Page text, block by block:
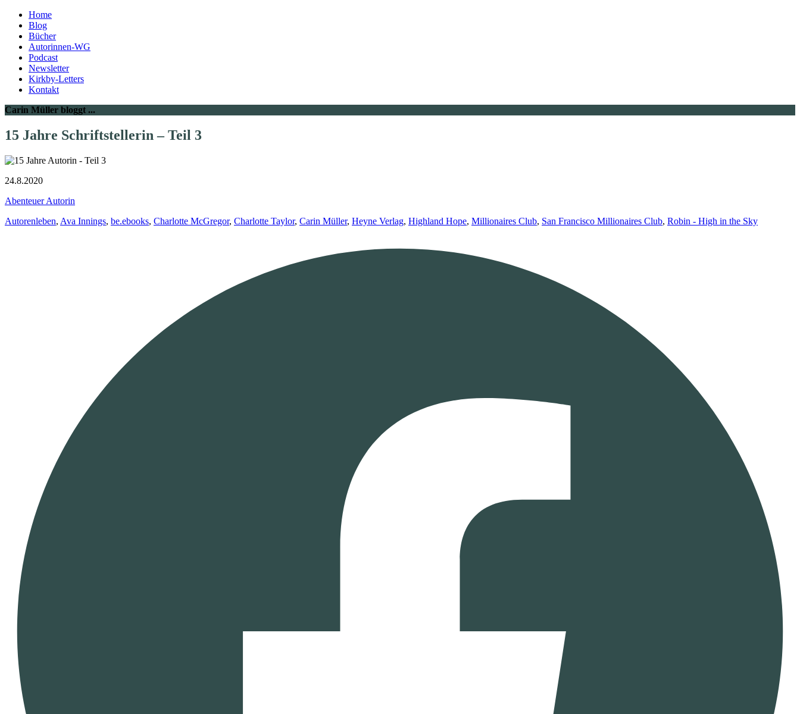
Home
Blog
Bücher
Autorinnen-WG
Podcast
Newsletter
Kirkby-Letters
Kontakt
Carin Müller bloggt ...
15 Jahre Schriftstellerin – Teil 3
24.8.2020
Abenteuer Autorin
Autorenleben, Ava Innings, be.ebooks, Charlotte McGregor, Charlotte Taylor, Carin Müller, Heyne Verlag, Highland Hope, Millionaires Club, San Francisco Millionaires Club, Robin - High in the Sky